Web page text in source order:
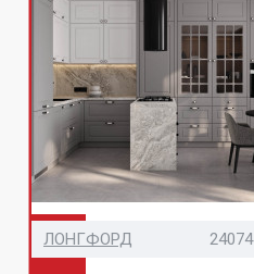
ЛОНГФОРД 24074